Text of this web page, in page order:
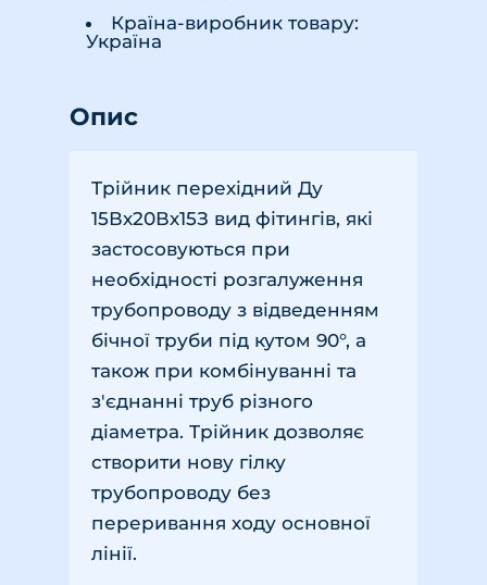
Країна-виробник товару:
Україна
Опис
Трійник перехідний Ду
15Вх20Вх15З вид фітингів, які
застосовуються при
необхідності розгалуження
трубопроводу з відведенням
бічної труби під кутом 90°, а
також при комбінуванні та
з'єднанні труб різного
діаметра. Трійник дозволяє
створити нову гілку
трубопроводу без
переривання ходу основної
лінії.